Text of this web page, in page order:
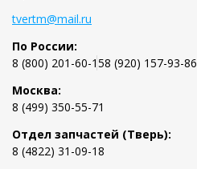
tvertm@mail.ru
По России:
8 (800) 201-60-158 (920) 157-93-86
Москва:
8 (499) 350-55-71
Отдел запчастей (Тверь):
8 (4822) 31-09-18